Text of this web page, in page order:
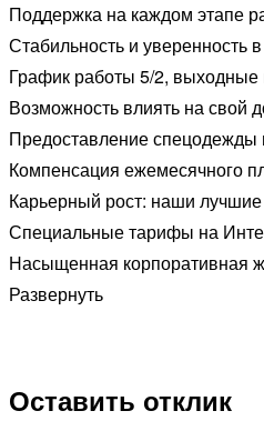
Поддержка на каждом этапе
Стабильность и уверенность
График работы 5/2,
Возможность влиять на свой
Предоставление спецодежды
Компенсация ежемесячного
Карьерный рост: наши лучшие
Специальные тарифы на
Насыщенная корпоративная
Развернуть
Оставить отклик